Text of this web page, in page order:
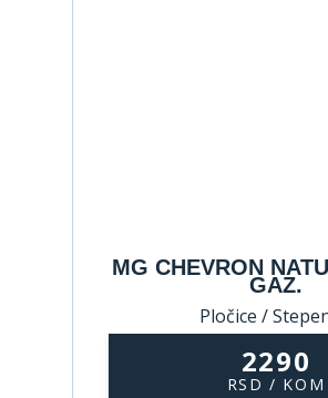
MG CHEVRON
GAZ.
Pločice /
2290
RSD / KOM